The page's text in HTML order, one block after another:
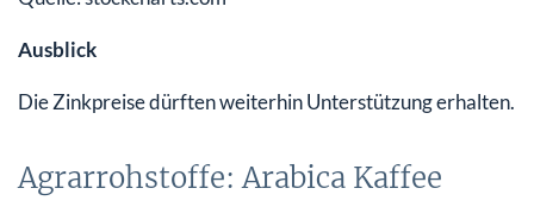
Ausblick
Die Zinkpreise dürften weiterhin Unterstützung erhalten.
Agrarrohstoffe: Arabica Kaffee